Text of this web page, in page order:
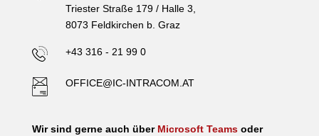
Triester Straße 179 / Halle 3,
8073 Feldkirchen b. Graz
+43 316 - 21 99 0
OFFICE@IC-INTRACOM.AT
Wir sind gerne auch über Microsoft Teamsoder